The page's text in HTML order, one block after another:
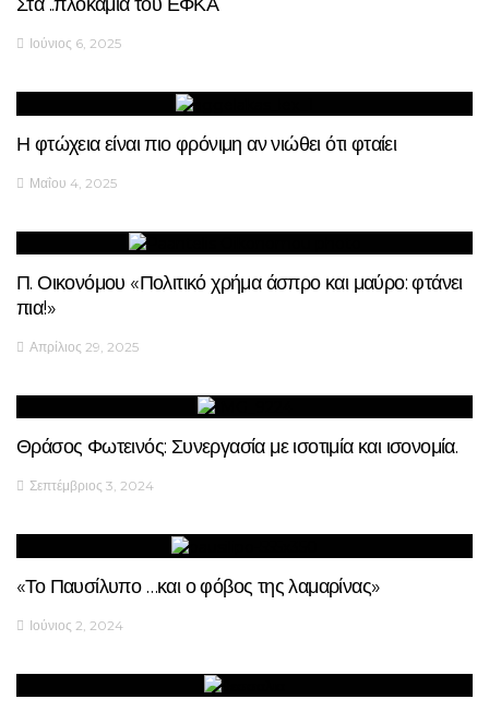
Ιούνιος 6, 2025
Η φτώχεια είναι πιο φρόνιμη αν νιώθει ότι φταίει
Μαΐου 4, 2025
Π. Οικονόμου «Πολιτικό χρήμα άσπρο και μαύρο: φτάνει
πια!»
Απρίλιος 29, 2025
Θράσος Φωτεινός: Συνεργασία με ισοτιμία και ισονομία.
Σεπτέμβριος 3, 2024
«Το Παυσίλυπο …και ο φόβος της λαμαρίνας»
Ιούνιος 2, 2024